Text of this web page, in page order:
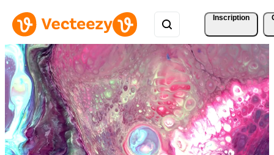
Inscription